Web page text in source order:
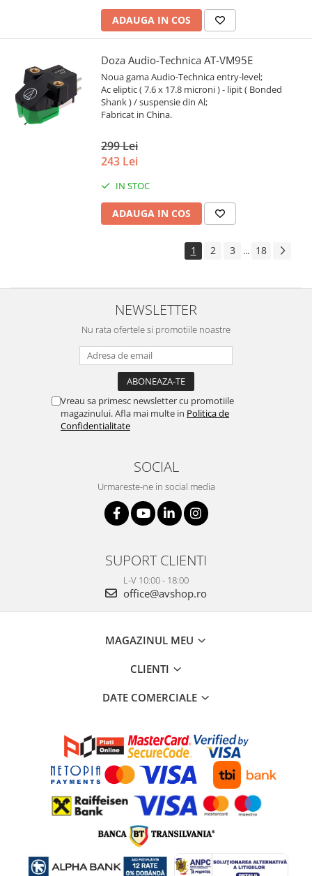
ADAUGA IN COS
Doza Audio-Technica AT-VM95E
Noua gama Audio-Technica entry-level;
Ac eliptic ( 7.6 x 17.8 microni ) - lipit ( Bonded
Shank ) / suspensie din Al;
Fabricat in China.
299 Lei
243 Lei
IN STOC
ADAUGA IN COS
1 2 3 ... 18
NEWSLETTER
Nu rata ofertele si promotiile noastre
Vreau sa primesc newsletter cu promotiile
magazinului. Afla mai multe in Politica de
Confidentialitate
SOCIAL
Urmareste-ne in social media
SUPORT CLIENTI
L-V 10:00 - 18:00
office@avshop.ro
MAGAZINUL MEU
CLIENTI
DATE COMERCIALE